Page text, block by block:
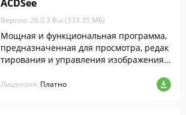
ACDSee
Версия: 26.0.3 Bui (333.35 МБ)
Мощная и функциональная программа,
предназначенная для просмотра, редак
тирования и управления изображениям
Лицензия: Платно